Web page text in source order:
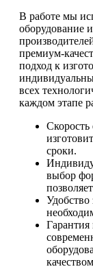
В работе мы
оборудование
премиум-
подход к
всех
каждом этапе
Скорость
сроки.
выбор
Удобство
Гарантия